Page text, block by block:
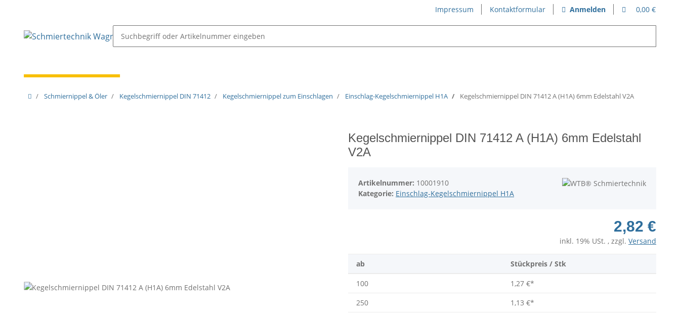
Impressum Kontaktformular Anmelden 0,00 €
Schmiernippel & Öler Kegelschmiernippel DIN 71412 Kegelschmiernippel zum Einschlagen Einschlag-Kegelschmiernippel H1A Kegelschmiernippel DIN 71412 A (H1A) 6mm Edelstahl V2A
Kegelschmiernippel DIN 71412 A (H1A) 6mm Edelstahl
V2A
Artikelnummer: 10001910
Kategorie: Einschlag-Kegelschmiernippel H1A
2,82 €
inkl. 19% USt. , zzgl. Versand
ab Stückpreis / Stk
100 1,27 €*
250
1,13 €*